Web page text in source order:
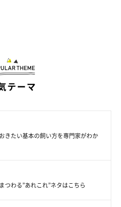
テーマ
きたい基本の飼い方を専門家がわか
つわる”あれこれ”ネタはこちら